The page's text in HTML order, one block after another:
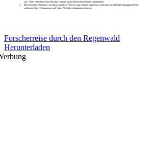
Forscherreise durch den Regenwald
Herunterladen